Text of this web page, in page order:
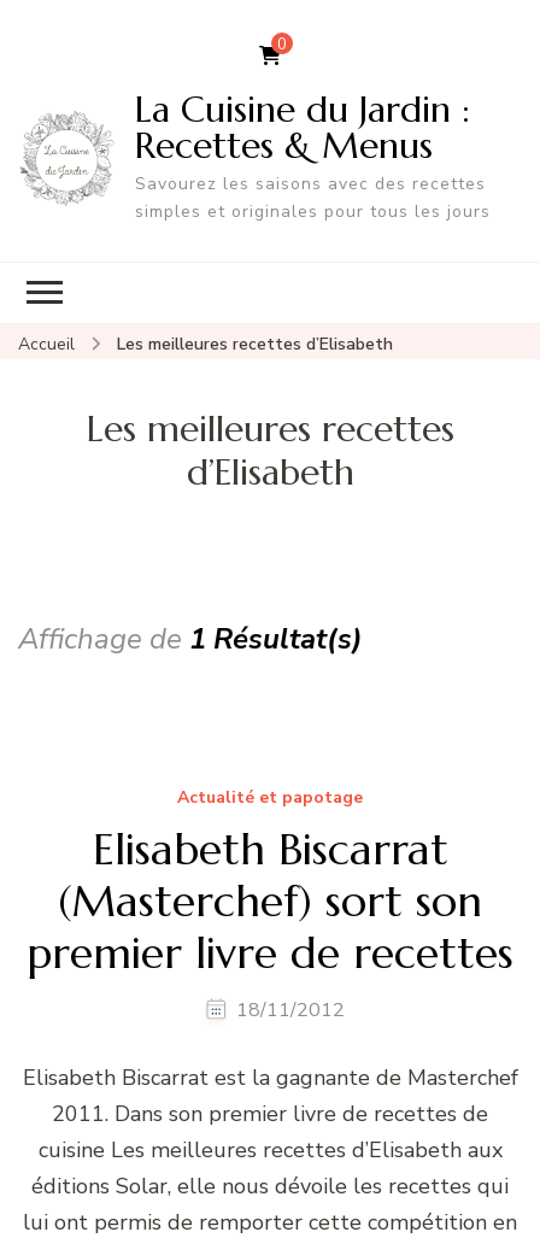
0
La Cuisine du Jardin :
Recettes & Menus
Savourez les saisons avec des recettes
simples et originales pour tous les jours
Accueil Les meilleures recettes d’Elisabeth
Les meilleures recettes
d’Elisabeth
Affichage de 1 Résultat(s)
Actualité et papotage
Elisabeth Biscarrat
(Masterchef) sort son
premier livre de recettes
18/11/2012
Elisabeth Biscarrat est la gagnante de Masterchef
2011. Dans son premier livre de recettes de
cuisine Les meilleures recettes d’Elisabeth aux
éditions Solar, elle nous dévoile les recettes qui
lui ont permis de remporter cette compétition en